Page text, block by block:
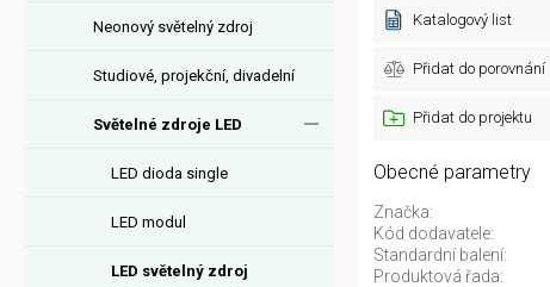
Neonový světelný zdroj
Studiové, projekční, divadelní
Světelné zdroje LED
LED dioda single
LED modul
LED světelný zdroj
Katalogový list
Přidat do porovnání
Přidat do projektu
Obecné parametry
Značka:
Kód dodavatele:
Standardní balení:
Produktová řada: